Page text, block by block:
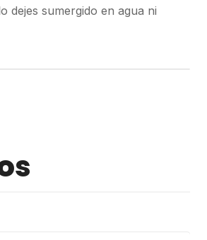
dejes sumergido en agua ni